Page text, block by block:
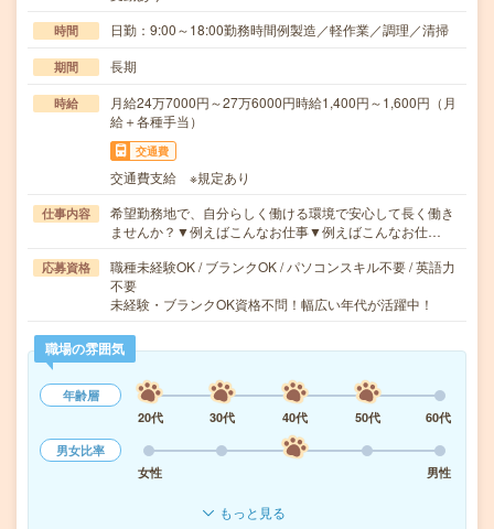
時間 日勤：9:00～18:00勤務時間例製造／軽作業／調理／清掃
期間 長期
時給
月給24万7000円～27万6000円時給1,400円～1,600円（月
給＋各種手当）
交通費
交通費支給 ※規定あり
仕事内容
希望勤務地で、自分らしく働ける環境で安心して長く働き
ませんか？▼例えばこんなお仕事▼例えばこんなお仕…
応募資格
職種未経験OK / ブランクOK / パソコンスキル不要 / 英語力
不要
未経験・ブランクOK資格不問！幅広い年代が活躍中！
職場の雰囲気
年齢層
20代
30代 40代 50代
60代
男女比率
女性
男性
もっと見る